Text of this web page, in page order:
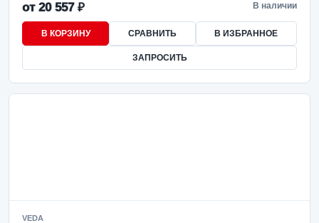
от 20 557 ₽ В наличии
В КОРЗИНУ СРАВНИТЬ В ИЗБРАННОЕ
ЗАПРОСИТЬ
VEDA